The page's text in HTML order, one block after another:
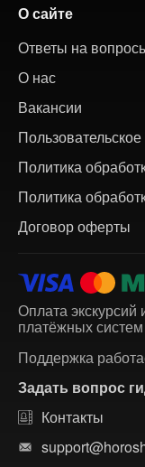
О сайте
Ответы на
О нас
Вакансии
Политика
Политика
Договор оферты
Оплата
платёжных систем
Поддержка
Задать вопрос
Контакты